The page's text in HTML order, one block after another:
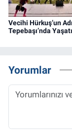
Vecihi Hürkuş’un Adı
Tepebaşı’nda
Yorumlar